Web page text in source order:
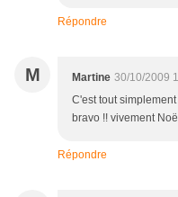
Répondre
M Martine 30/10/2009
C'est tout
bravo !! vivement
Répondre